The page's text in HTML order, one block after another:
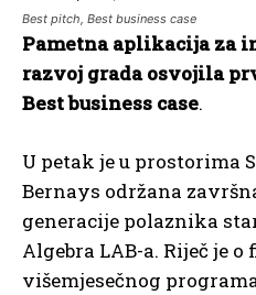
Best pitch, Best business case
Pametna aplikacija za
razvoj grada osvojila
Best business case.
U petak je u prostorima
Bernays održana
generacije polaznika
Algebra LAB-a. Riječ je
višemjesečnog